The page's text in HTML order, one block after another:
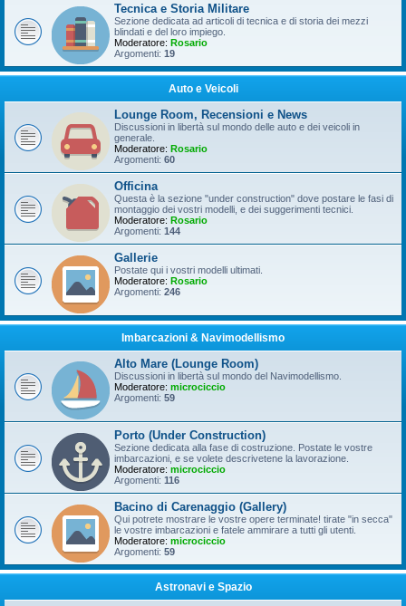
Tecnica e Storia Militare
Sezione dedicata ad articoli di tecnica e di storia dei mezzi
blindati e del loro impiego.
Moderatore: Rosario
Argomenti: 19
Auto e Veicoli
Lounge Room, Recensioni e News
Discussioni in libertà sul mondo delle auto e dei veicoli in
generale.
Moderatore: Rosario
Argomenti: 60
Officina
Questa è la sezione "under construction" dove postare le fasi di
montaggio dei vostri modelli, e dei suggerimenti tecnici.
Moderatore: Rosario
Argomenti: 144
Gallerie
Postate qui i vostri modelli ultimati.
Moderatore: Rosario
Argomenti: 246
Imbarcazioni & Navimodellismo
Alto Mare (Lounge Room)
Discussioni in libertà sul mondo del Navimodellismo.
Moderatore: microciccio
Argomenti: 59
Porto (Under Construction)
Sezione dedicata alla fase di costruzione. Postate le vostre
imbarcazioni, e se volete descrivetene la lavorazione.
Moderatore: microciccio
Argomenti: 116
Bacino di Carenaggio (Gallery)
Qui potrete mostrare le vostre opere terminate! tirate "in secca"
le vostre imbarcazioni e fatele ammirare a tutti gli utenti.
Moderatore: microciccio
Argomenti: 59
Astronavi e Spazio